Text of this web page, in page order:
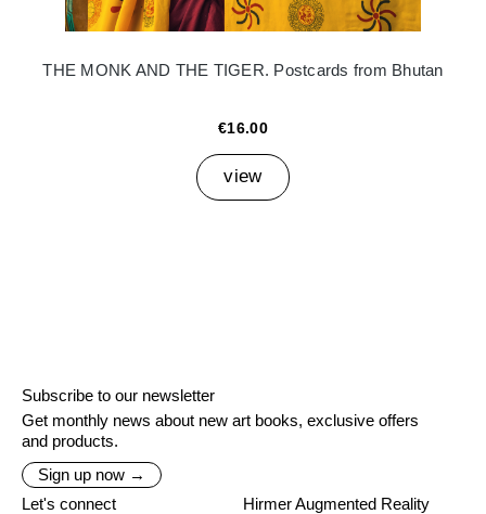
THE MONK AND THE TIGER. Postcards from Bhutan
€16.00
view
Subscribe to our newsletter
Get monthly news about new art books, exclusive offers
and products.
Sign up now →
Let's connect
Hirmer Augmented Reality